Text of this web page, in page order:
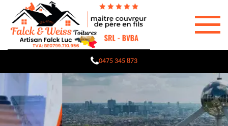
0475 345 873